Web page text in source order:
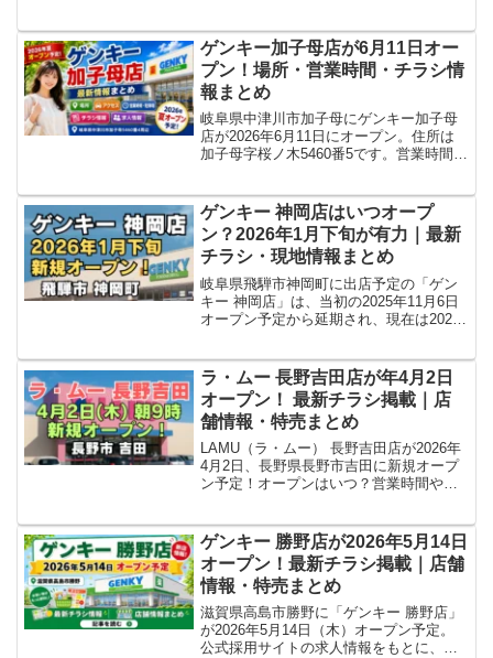
まとめました。
ゲンキー加子母店が6月11日オー
プン！場所・営業時間・チラシ情
報まとめ
岐阜県中津川市加子母にゲンキー加子母
店が2026年6月11日にオープン。住所は
加子母字桜ノ木5460番5です。営業時間・
ゲンキー 神岡店はいつオープ
ン？2026年1月下旬が有力｜最新
チラシ・現地情報まとめ
岐阜県飛騨市神岡町に出店予定の「ゲン
キー 神岡店」は、当初の2025年11月6日
オープン予定から延期され、現在は2026
況・最新チラシ・求人情報などを、現地
取材情報をもとにわかりやすくまとめて
います。
ラ・ムー 長野吉田店が年4月2日
オープン！ 最新チラシ掲載｜店
舗情報・特売まとめ
LAMU（ラ・ムー） 長野吉田店が2026年
4月2日、長野県長野市吉田に新規オープ
ン予定！オープンはいつ？営業時間やア
PAKUPAKU惣菜も期待される注目の新店
舗です。最新情報は随時更新。
ゲンキー 勝野店が2026年5月14日
オープン！最新チラシ掲載｜店舗
情報・特売まとめ
滋賀県高島市勝野に「ゲンキー 勝野店」
が2026年5月14日（木）オープン予定。
公式採用サイトの求人情報をもとに、場